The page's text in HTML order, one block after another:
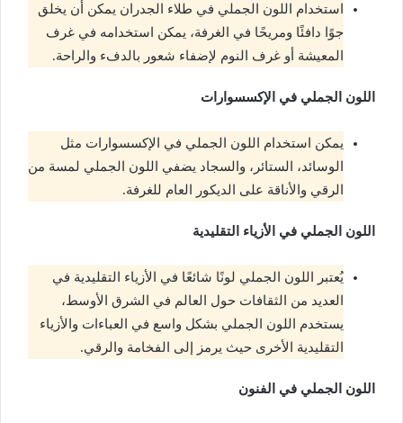
استخدام اللون الجملي في طلاء الجدران يمكن أن يخلق
جوًا دافئًا ومريحًا في الغرفة، يمكن استخدامه في غرف
المعيشة أو غرف النوم لإضفاء شعور بالدفء والراحة.
اللون الجملي في الإكسسوارات
يمكن استخدام اللون الجملي في الإكسسوارات مثل
الوسائد، الستائر، والسجاد يضفي اللون الجملي لمسة من
الرقي والأناقة على الديكور العام للغرفة.
اللون الجملي في الأزياء التقليدية
يُعتبر اللون الجملي لونًا شائعًا في الأزياء التقليدية في
العديد من الثقافات حول العالم في الشرق الأوسط،
يستخدم اللون الجملي بشكل واسع في العباءات والأزياء
التقليدية الأخرى حيث يرمز إلى الفخامة والرقي.
اللون الجملي في الفنون